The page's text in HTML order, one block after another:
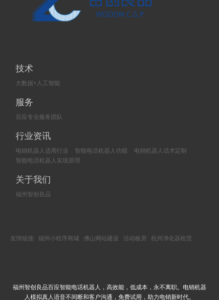
技术
大数据+人工智能
服务
百应专业服务团队
行业资讯
电销机器人适用行业 智能电话机器人功能
电销机器人话术定制
智能电话机器人实现原理
关于我们
福州智创良品
友情链接: 福州小程序商城 佛山网站建设 活动板房 杭州净化器租赁
福州智创良品百应智能电话机器人，高效能，低成本，永不离职。电销机器
人模拟真人语音不间断和客户沟通，免费试用，助力电销新时代。